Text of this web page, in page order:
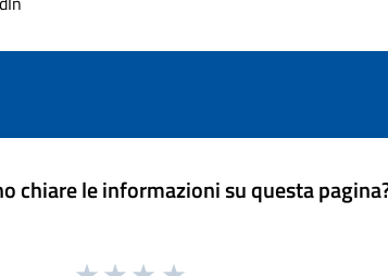
chiare le informazioni su questa